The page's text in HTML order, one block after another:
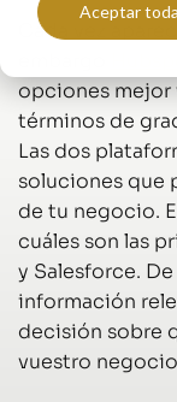
Aceptar
Cada vez
opciones mejor
términos de
Las dos
soluciones que
de tu negocio.
cuáles son las
y Salesforce.
información
decisión sobre
vuestro